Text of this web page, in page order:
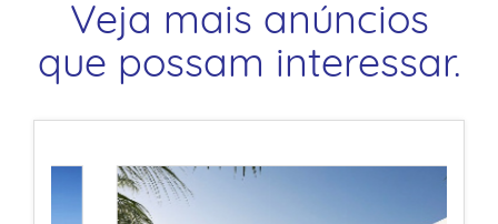
Veja mais anúncios
que possam interessar.